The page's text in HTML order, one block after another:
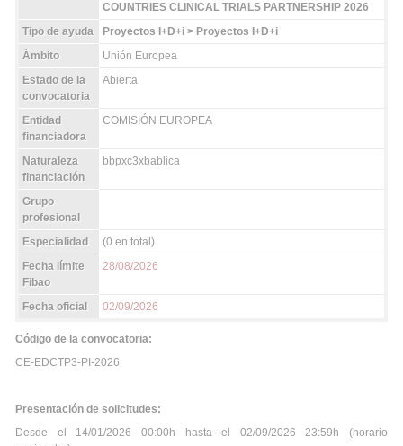
COUNTRIES CLINICAL TRIALS PARTNERSHIP 2026
Tipo de ayuda
Proyectos I+D+i > Proyectos I+D+i
Ámbito
Unión Europea
Estado de la
convocatoria
Abierta
Entidad
financiadora
COMISIÓN EUROPEA
Naturaleza
financiación
bbpxc3xbablica
Grupo
profesional
Especialidad
(0 en total)
Fecha límite
Fibao
28/08/2026
Fecha oficial 02/09/2026
Código de la convocatoria:
CE-EDCTP3-PI-2026
Presentación de solicitudes:
Desde el 14/01/2026 00:00h hasta el 02/09/2026 23:59h (horario